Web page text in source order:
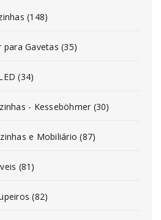
(148)
Gavetas (35)
(34)
- Kesseböhmer (30)
e Mobiliário (87)
(81)
(82)